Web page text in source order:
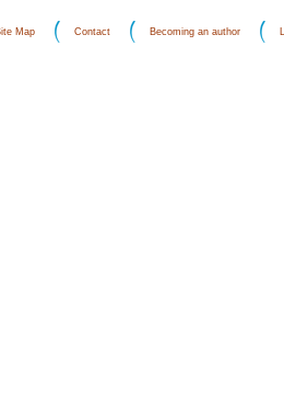
Map Contact Becoming an author